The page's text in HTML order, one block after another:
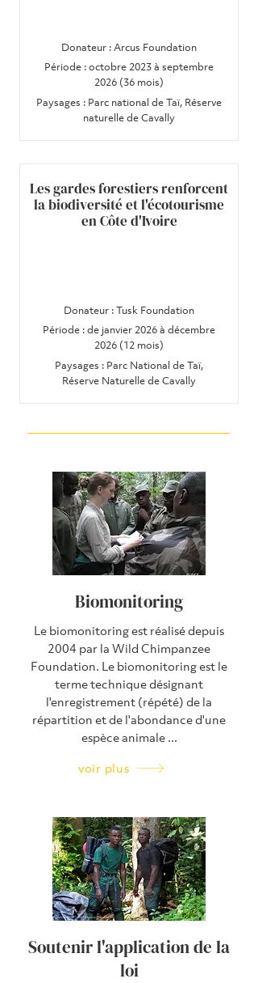
Donateur : Arcus Foundation
Période : octobre 2023 à septembre
2026 (36 mois)
Paysages : Parc national de Taï, Réserve
naturelle de Cavally
Les gardes forestiers renforcent
la biodiversité et l'écotourisme
en Côte d'Ivoire
Donateur : Tusk Foundation
Période : de janvier 2026 à décembre
2026 (12 mois)
Paysages : Parc National de Taï,
Réserve Naturelle de Cavally
Biomonitoring
Le biomonitoring est réalisé depuis
2004 par la Wild Chimpanzee
Foundation. Le biomonitoring est le
terme technique désignant
l'enregistrement (répété) de la
répartition et de l'abondance d'une
espèce animale ...
voir plus
Soutenir l'application de la
loi